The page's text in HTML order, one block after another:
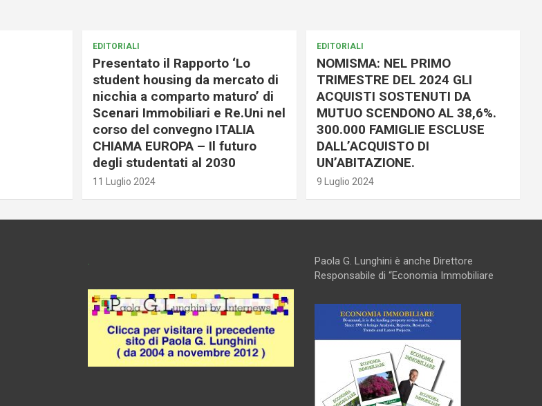
EDITORIALI
Presentato il Rapporto ‘Lo
student housing da mercato di
nicchia a comparto maturo’ di
Scenari Immobiliari e Re.Uni nel
corso del convegno ITALIA
CHIAMA EUROPA – Il futuro
degli studentati al 2030
11 Luglio 2024
EDITORIALI
NOMISMA: NEL PRIMO
TRIMESTRE DEL 2024 GLI
ACQUISTI SOSTENUTI DA
MUTUO SCENDONO AL 38,6%.
300.000 FAMIGLIE ESCLUSE
DALL’ACQUISTO DI
UN’ABITAZIONE.
9 Luglio 2024
.
Paola G. Lunghini è anche Direttore
Responsabile di “Economia Immobiliare